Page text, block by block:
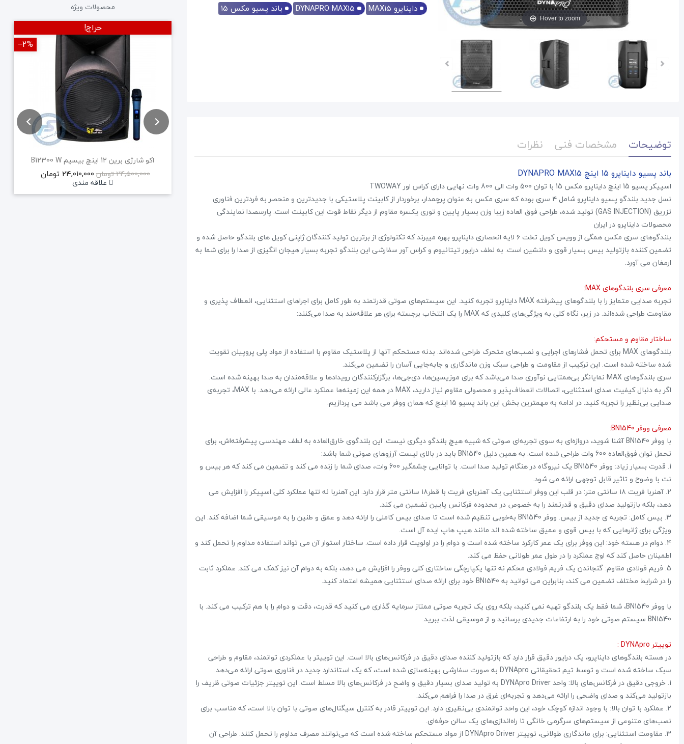
Hover to zoom
دایناپرو MAX15
DYNAPRO MAX15 باند پسیو مکس 15
توضیحات مشخصات فنی نظرات
باند پسیو دایناپرو 15 اینچ DYNAPRO MAX15
اسپیکر پسیو 15 اینچ دایناپرو مکس 15 با توان 500 وات الی 800 وات نهایی دارای کراس اور TWOWAY
نسل جدید بلندگو پسیو دایناپرو شامل ۴ سری بوده که سری مکس به عنوان پرچمدار، برخوردار از کابینت پلاستیکی با جدیدترین و منحصر به فردترین فناوری
تزریق (GAS INJECTION) تولید شده، طراحی فوق العاده زیبا وزن بسیار پایین و توری یکسره مقاوم از دیگر نقاط قوت این کابینت است. پارسصدا نمایندگی
محصولات دایناپرو در ایران
بلندگوهای سری مکس همگی از وویس کویل تخت ۶ لایه انحصاری دایناپرو بهره میبرند که تکنولوژی از برترین تولید کنندگان ژاپنی کویل های بلندگو حاصل شده و
تضمین کننده بازتولید بیس بسیار قوی و دلنشین است. به لطف درایور تیتانیوم و کراس آور سفارشی این بلندگو تجربه بسیار هیجان انگیزی از صدا را برای شما به
ارمغان می آورد.
معرفی سری بلندگوهای MAX:
تجربه صدایی متمایز را با بلندگوهای پیشرفته MAX دایناپرو تجربه کنید. این سیستم‌های صوتی قدرتمند به طور کامل برای اجراهای استثنایی، انعطاف پذیری و
مقاومت طراحی شده‌اند. در زیر، نگاه کلی به ویژگی‌های کلیدی که MAX را یک انتخاب برجسته برای هر علاقه‌مند به صدا می‌کنند:
ساختار مقاوم و مستحکم:
بلندگوهای MAX برای تحمل فشارهای اجرایی و نصب‌های متحرک طراحی شده‌اند. بدنه مستحکم آنها از پلاستیک مقاوم با استفاده از مواد پلی پروپیلن تقویت
شده ساخته شده است. این ترکیب از مقاومت و طراحی سبک وزن ماندگاری و جابه‌جایی آسان را تضمین می‌کند.
سری بلندگوهای MAX نمایانگر بی‌همتایی نوآوری صدا می‌باشد که برای موزیسین‌ها، دی‌جی‌ها، برگزارکنندگان رویدادها و علاقه‌مندان به صدا بهینه شده است.
اگر به دنبال کیفیت صدای استثنایی، اتصالات انعطاف‌پذیر و محصولی مقاوم نیاز دارید، MAX در همه این زمینه‌ها عملکرد عالی ارائه می‌دهد. با MAX، تجربه‌ی
صدایی بی‌نظیر را تجربه کنید. در ادامه به مهمترین بخش این باند پسیو 15 اینچ که همان ووفر می باشد می پردازیم.
معرفی ووفر BN1540:
با ووفر BN1540 آشنا شوید، دروازه‌ای به سوی تجربه‌ای صوتی که شبیه هیچ‌ بلندگو دیگری نیست. این بلندگوی خارق‌العاده به لطف مهندسی پیشرفته‌اش، برای
تحمل توان فوق‌العاده 600 وات طراحی شده است. به همین دلیل BN1540 باید در بالای لیست آرزوهای صوتی شما باشد:
1. قدرت بسیار زیاد: ووفر BN1540 یک نیروگاه در هنگام تولید صدا است. با توانایی چشمگیر 600 وات، صدای شما را زنده می کند و تضمین می کند که هر بیس و
نت با وضوح و تاثیر قابل توجهی ارائه می شود.
2. آهنربا فریت ۱۸ سانتی متر: در قلب این ووفر استثنایی یک آهنربای فریت با قطر۱۸ سانتی متر قرار دارد. این آهنربا نه تنها عملکرد کلی اسپیکر را افزایش می
دهد، بلکه بازتولید صدای دقیق و قدرتمند را به خصوص در محدوده فرکانس پایین تضمین می کند.
3. بیس کامل: تجربه ی جدید از بیس. ووفر BN1540 به‌خوبی تنظیم شده است تا صدای بیس کاملی را ارائه دهد و عمق و طنین‌ را به موسیقی شما اضافه کند. این
ویژگی برای ژانرهایی که با بیس قوی و عمیق ساخته شده اند مانند هیپ هاپ ایده آل است.
4. دوام در هسته خود: این ووفر برای یک عمر کارکرد ساخته شده است و دوام را در اولویت قرار داده است. ساختار استوار آن می تواند استفاده مداوم را تحمل کند و
اطمینان حاصل کند که اوج عملکرد را در طول عمر طولانی حفظ می کند.
5. فریم فولادی مقاوم: گنجاندن یک فریم فولادی محکم نه تنها یکپارچگی ساختاری کلی ووفر را افزایش می دهد، بلکه به دوام آن نیز کمک می کند. عملکرد ثابت
را در شرایط مختلف تضمین می کند، بنابراین می توانید به BN1540 خود برای ارائه صدای استثنایی همیشه اعتماد کنید.
با ووفر BN1540، شما فقط یک بلندگو تهیه نمی کنید، بلکه روی یک تجربه صوتی ممتاز سرمایه گذاری می کنید که قدرت، دقت و دوام را با هم ترکیب می کند. با
BN1540 سیستم صوتی خود را به ارتفاعات جدیدی برسانید و از موسیقی لذت ببرید.
توییتر DYNApro :
در هسته بلندگوهای دایناپرو، یک درایور دقیق قرار دارد که بازتولید کننده صدای دقیق در فرکانس‌های بالا است. این توییتر با عملکردی توانمند، مقاوم و طراحی
سبک ساخته شده است و توسط تیم تحقیقاتی DYNApro به صورت سفارشی بهینه‌سازی شده است، که یک استاندارد جدید در فناوری صوتی ارائه می‌دهد.
1. خروجی دقیق در فرکانس‌های بالا: واحد DYNApro Driver به تولید صدای بسیار دقیق و واضح در فرکانس‌های بالا مسلط است. این توییتر جزئیات صوتی ظریف را
بازتولید می‌کند و صدای واضحی را ارائه می‌دهد و تجربه‌ای غرق در صدا را فراهم می‌کند.
2. عملکرد با توان بالا: با وجود اندازه کوچک خود، این واحد توانمندی بی‌نظیری دارد. این توییتر قادر به کنترل سیگنال‌های صوتی با توان بالا است، که مناسب برای
نصب‌های متنوعی از سیستم‌های سرگرمی خانگی تا راه‌اندازی‌های یک سالن حرفه‌ای.
3. مقاومت استثنایی: برای ماندگاری طولانی، توییتر DYNApro Driver از مواد مستحکم ساخته شده است که می‌توانند مصرف مداوم را تحمل کنند. طراحی آن
محصولات ویژه
اکو شارژی برین 12 اینچ بیسیم B12300 W
24,500,000 تومان
24,010,000 تومان
علاقه مندی
حراج!
‎−2%